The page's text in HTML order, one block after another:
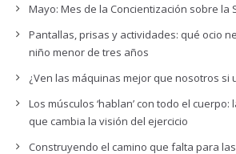
Mayo: Mes de la Concientización sobre la
Pantallas, prisas y actividades: qué ocio
niño menor de tres años
¿Ven las máquinas mejor que nosotros si
Los músculos ‘hablan’ con todo el
que cambia la visión del ejercicio
Construyendo el camino que falta para